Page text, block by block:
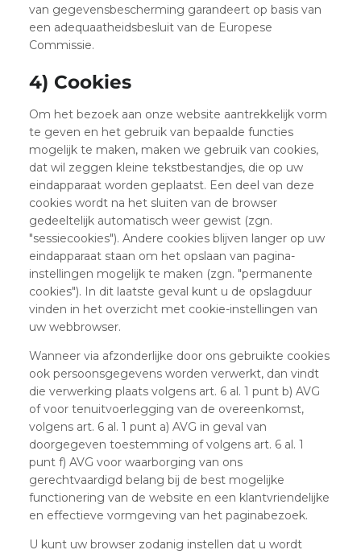
van gegevensbescherming garandeert op basis van
een adequaatheidsbesluit van de Europese
Commissie.
4) Cookies
Om het bezoek aan onze website aantrekkelijk vorm
te geven en het gebruik van bepaalde functies
mogelijk te maken, maken we gebruik van cookies,
dat wil zeggen kleine tekstbestandjes, die op uw
eindapparaat worden geplaatst. Een deel van deze
cookies wordt na het sluiten van de browser
gedeeltelijk automatisch weer gewist (zgn.
"sessiecookies"). Andere cookies blijven langer op uw
eindapparaat staan om het opslaan van pagina-
instellingen mogelijk te maken (zgn. "permanente
cookies"). In dit laatste geval kunt u de opslagduur
vinden in het overzicht met cookie-instellingen van
uw webbrowser.
Wanneer via afzonderlijke door ons gebruikte cookies
ook persoonsgegevens worden verwerkt, dan vindt
die verwerking plaats volgens art. 6 al. 1 punt b) AVG
of voor tenuitvoerlegging van de overeenkomst,
volgens art. 6 al. 1 punt a) AVG in geval van
doorgegeven toestemming of volgens art. 6 al. 1
punt f) AVG voor waarborging van ons
gerechtvaardigd belang bij de best mogelijke
functionering van de website en een klantvriendelijke
en effectieve vormgeving van het paginabezoek.
U kunt uw browser zodanig instellen dat u wordt